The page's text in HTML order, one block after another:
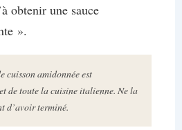
obtenir une sauce
».
cuisson amidonnée est
de toute la cuisine italienne. Ne la
d’avoir terminé.